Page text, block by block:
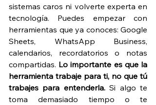
sistemas caros ni volverte experta en
tecnología. Puedes empezar con
herramientas que ya conoces: Google
Sheets, WhatsApp Business,
calendarios, recordatorios o notas
compartidas. Lo importante es que la
herramienta trabaje para ti, no que tú
trabajes para entenderla. Si algo te
toma demasiado tiempo o te